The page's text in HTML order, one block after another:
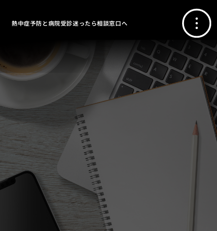
熱中症予防と病院受診迷ったら相談窓口へ